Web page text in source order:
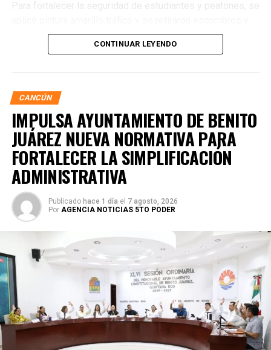
Para fortalecer la seguridad de estudiantes y peatones, se
residuos vegetales acumulados en la zona. Estas
acciones buscan garantizar entornos escolares más
Posteriormente, en la Supermanzana 238, se atendió la
solicitud de vecinos mediante el desazolve de un pozo
pluvial localizado en el cruce de la Calle 53 con Calle 112.
Con apoyo de una máquina perforadora y una unidad
Vactor, se liberó el captador para prevenir
encharcamientos y mejorar el flujo hidráulico, lo que fue
reconocido por la comunidad como una respuesta
CONTINUAR LEYENDO
CANCÚN
IMPULSA AYUNTAMIENTO DE BENITO
JUÁREZ NUEVA NORMATIVA PARA
FORTALECER LA SIMPLIFICACIÓN
ADMINISTRATIVA
Publicado hace 1 día el 7 agosto, 2026
Por AGENCIA NOTICIAS 5TO PODER